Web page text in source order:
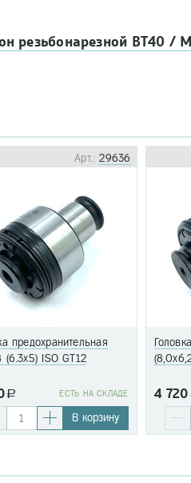
резьбонарезной BT40 /
Арт.:29636
предохранительная
ISO GT12
a EСТЬ НА СКЛАДЕ
В корзину
4 720